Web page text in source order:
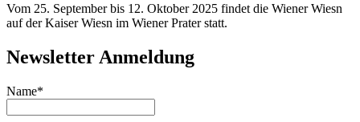
Vom 25. September bis 12. Oktober 2025 findet die Wiener Wiesn
auf der Kaiser Wiesn im Wiener Prater statt.
Newsletter Anmeldung
Name*